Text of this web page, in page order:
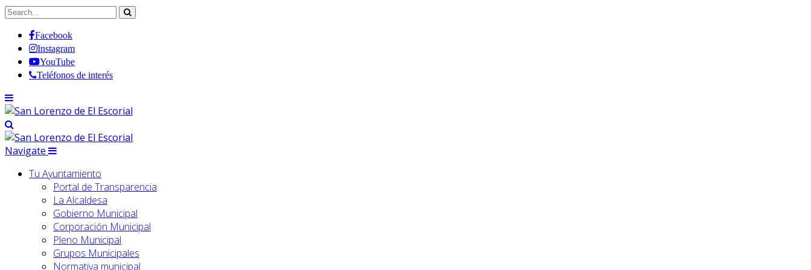
Facebook
Instagram
YouTube
Teléfonos de interés
Navigate
Tu Ayuntamiento
Portal de Transparencia
La Alcaldesa
Gobierno Municipal
Corporación Municipal
Pleno Municipal
Grupos Municipales
Normativa municipal